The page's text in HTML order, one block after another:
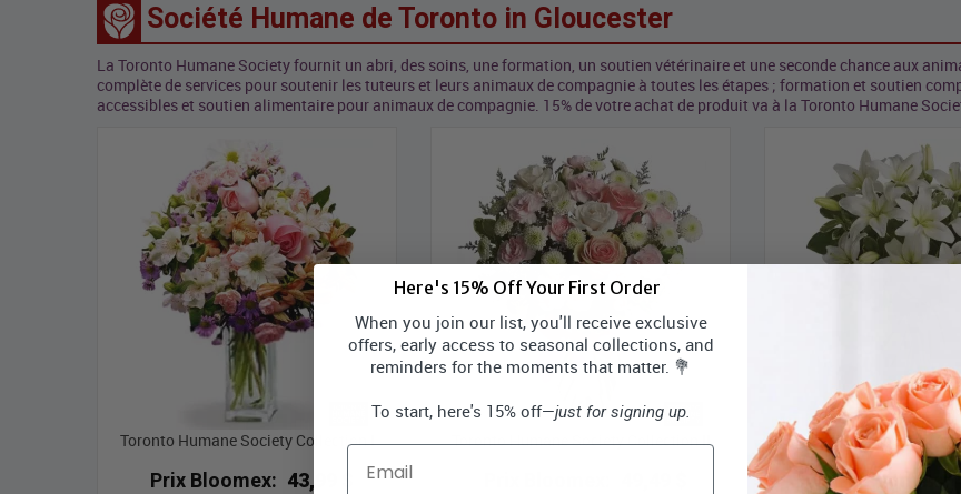
Société Humane de Toronto in Gloucester
La Toronto Humane Society fournit un abri, des soins, une formation, un soutien vétérinaire et une seconde chance aux
complète de services pour soutenir les tuteurs et leurs animaux de compagnie à toutes les étapes ; formation et soutien
accessibles et soutien alimentaire pour animaux de compagnie. 15% de votre achat de produit va à la Toronto Humane
Toronto Humane Society Collection I
Prix Bloomex: 43,99 $
Toronto Humane Society Collection II Toronto Humane Society
Prix Bloomex:
Here's 15% Off Your First Order
When you join our list, you'll receive exclusive
offers, early access to seasonal collections, and
reminders for the moments that matter. 💐
To start, here's 15% off—just for signing up.
Email